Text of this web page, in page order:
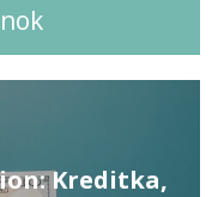
Kreditka,